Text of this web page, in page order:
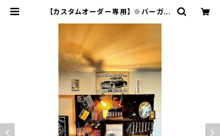
【カスタムオーダー専用】 ※バーガン
LEATHER.CO